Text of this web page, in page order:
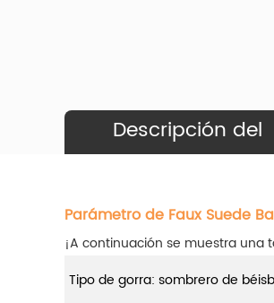
Descripción del
Parámetro de Faux Suede
¡A continuación se muestra
Tipo de gorra: sombrero de